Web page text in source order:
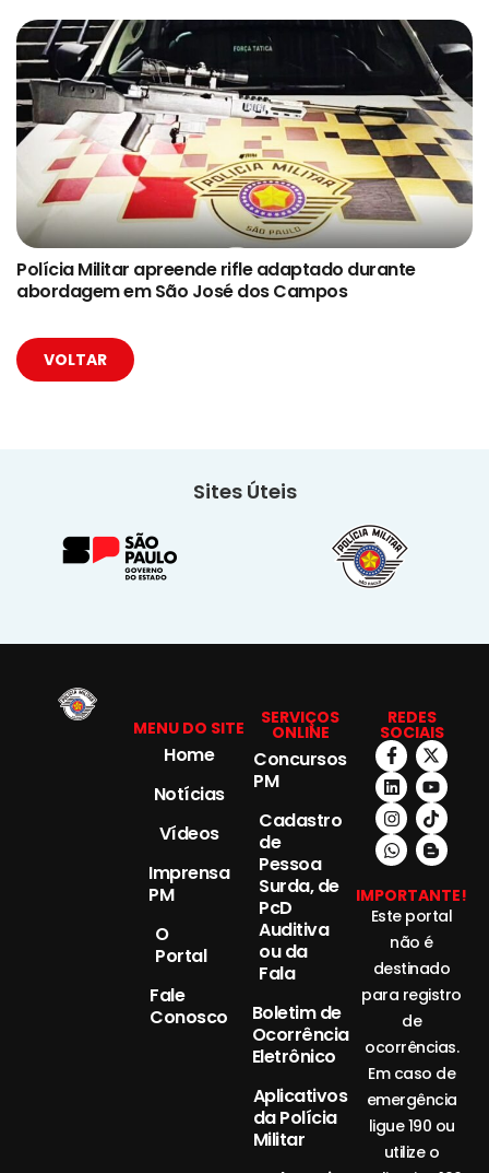
Polícia Militar apreende rifle adaptado durante
abordagem em São José dos Campos
VOLTAR
Sites Úteis
MENU DO SITE
Home
Notícias
Vídeos
Imprensa
PM
O
Portal
Fale
Conosco
SERVIÇOS
ONLINE
Concursos
PM
Cadastro
de
Pessoa
Surda, de
PcD
Auditiva
ou da
Fala
Boletim de
Ocorrência
Eletrônico
Aplicativos
da Polícia
Militar
REDES
SOCIAIS
IMPORTANTE!
Este portal
não é
destinado
para registro
de
ocorrências.
Em caso de
emergência
ligue 190 ou
utilize o